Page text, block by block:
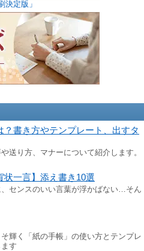
決定版」
？書き方やテンプレート、出すタ
送り方、マナーについて紹介します。
状一言】添え書き10選
センスのいい言葉が浮かばない…そん
輝く「紙の手帳」の使い方とテンプレ
す